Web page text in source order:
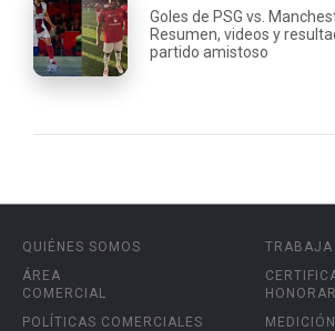
Goles de PSG vs.
Resumen, videos y
partido amistoso
QUIÉNES SOMOS
ÁREA
COMERCIAL
POLÍTICAS COMERCIALES
TRABAJA